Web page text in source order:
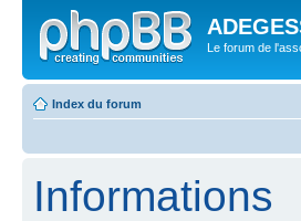
Le forum de
Index du forum
Informations